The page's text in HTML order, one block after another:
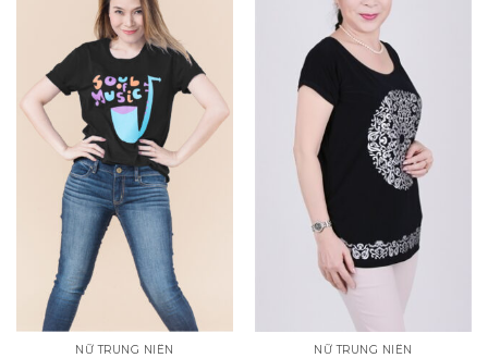
NỮ TRUNG NIÊN NỮ TRUNG NIÊN